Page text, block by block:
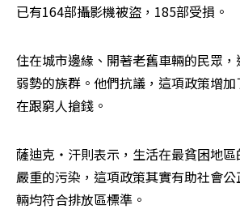
已有164部攝影機被盜，185部受損。
住在城市邊緣、開著老舊車輛的民眾
弱勢的族群。他們抗議，這項政策增
在跟窮人搶錢。
薩迪克・汗則表示，生活在最貧困地
嚴重的污染，這項政策其實有助社會
輛均符合排放區標準。